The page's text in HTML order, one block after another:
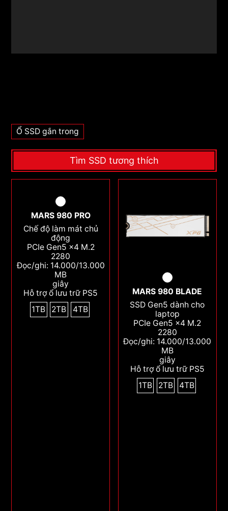
Ổ SSD gắn trong
Tìm SSD tương thích
MARS 980 PRO
Chế độ làm mát chủ
động
PCIe Gen5 x4 M.2
2280
Đọc/ghi: 14.000/13.000
MB
giây
Hỗ trợ ổ lưu trữ PS5
1TB
2TB 4TB
MARS 980 BLADE
SSD Gen5 dành cho
laptop
PCIe Gen5 x4 M.2
2280
Đọc/ghi: 14.000/13.000
MB
giây
Hỗ trợ ổ lưu trữ PS5
1TB
2TB 4TB